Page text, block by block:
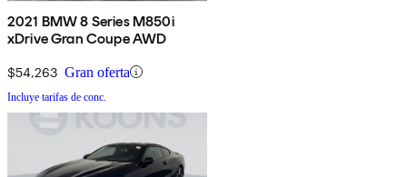
2021 BMW 8 Series M850i
xDrive Gran Coupe AWD
$54,263 Gran oferta
Incluye tarifas de conc.